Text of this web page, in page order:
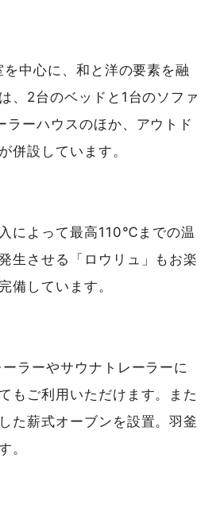
中心に、和と洋の要素を融
、2台のベッドと1台のソファ
ーハウスのほか、アウトド
併設しています。
によって最高110℃までの温
生させる「ロウリュ」もお楽
備しています。
ラーやサウナトレーラーに
もご利用いただけます。また
た薪式オーブンを設置。羽釜
。